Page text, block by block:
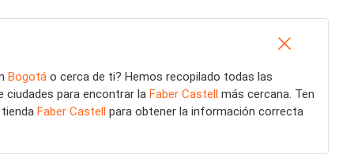
Bogotá o cerca de ti? Hemos recopilado todas las
ciudades para encontrar la Faber Castell más cercana. Ten
Faber Castell para obtener la información correcta